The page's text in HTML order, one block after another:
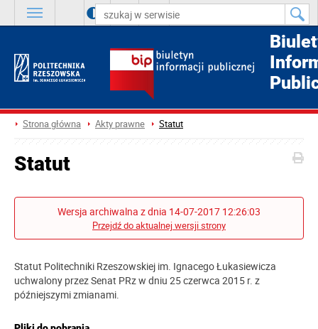
A A A
Strona główna Akty prawne Statut
Statut
Wersja archiwalna z dnia 14-07-2017 12:26:03
Przejdź do aktualnej wersji strony
Statut Politechniki Rzeszowskiej im. Ignacego Łukasiewicza
uchwalony przez Senat PRz w dniu 25 czerwca 2015 r. z
późniejszymi zmianami.